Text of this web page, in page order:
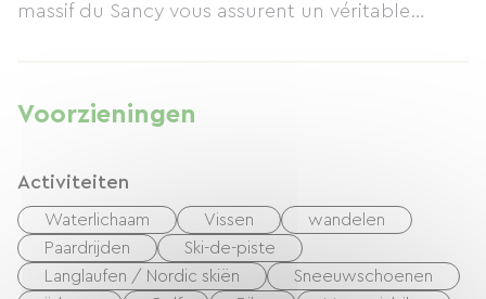
massif du Sancy vous assurent un véritable
un agréable séjour.
Descriptif : Sous-sol : garage
2 chambres ( 1 avec 1lit de 140, 1 avec 2 lits de
90), salle d'eau, wc séparés.
TV satellite, lecteur DVD, wi-fi.
Cette location est idéale pour accueillir dans les
Voorzieningen
Activiteiten
Waterlichaam Vissen
wandelen
Paardrijden
Ski-de-piste
Langlaufen / Nordic skiën
Sneeuwschoenen